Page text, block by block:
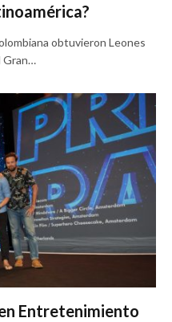
obtuvieron Leones
Gran…
Entretenimiento